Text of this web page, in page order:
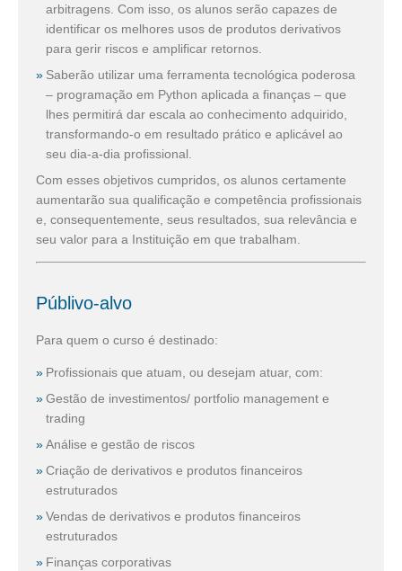
arbitragens. Com isso, os alunos serão capazes de
identificar os melhores usos de produtos derivativos
para gerir riscos e amplificar retornos.
Saberão utilizar uma ferramenta tecnológica poderosa
– programação em Python aplicada a finanças – que
lhes permitirá dar escala ao conhecimento adquirido,
transformando-o em resultado prático e aplicável ao
seu dia-a-dia profissional.
Com esses objetivos cumpridos, os alunos certamente
aumentarão sua qualificação e competência profissionais
e, consequentemente, seus resultados, sua relevância e
seu valor para a Instituição em que trabalham.
Públivo-alvo
Para quem o curso é destinado:
Profissionais que atuam, ou desejam atuar, com:
Gestão de investimentos/ portfolio management e
trading
Análise e gestão de riscos
Criação de derivativos e produtos financeiros
estruturados
Vendas de derivativos e produtos financeiros
estruturados
Finanças corporativas